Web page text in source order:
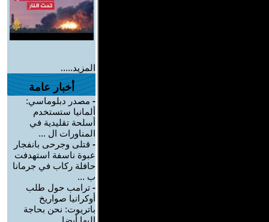
المزيد.....
أخبار عامة
- مصدر دبلوماسي:
ألمانيا ستستخدم
أسلحة تقليدية في
المناورات ال ...
- قتلى وجرحى بانفجار
عبوة ناسفة استهدفت
حافلة ركاب في جرمانا
ب ...
- ترامب حول طلب
أوكرانيا صواريخ
باتريوت: نحن بحاجة
إليها أيضا ...